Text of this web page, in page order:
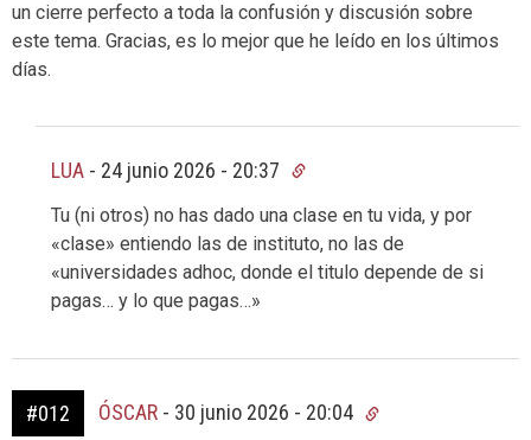
un cierre perfecto a toda la confusión y discusión sobre
este tema. Gracias, es lo mejor que he leído en los últimos
días.
LUA - 24 junio 2026 - 20:37
Tu (ni otros) no has dado una clase en tu vida, y por
«clase» entiendo las de instituto, no las de
«universidades adhoc, donde el titulo depende de si
pagas… y lo que pagas…»
#012 ÓSCAR - 30 junio 2026 - 20:04